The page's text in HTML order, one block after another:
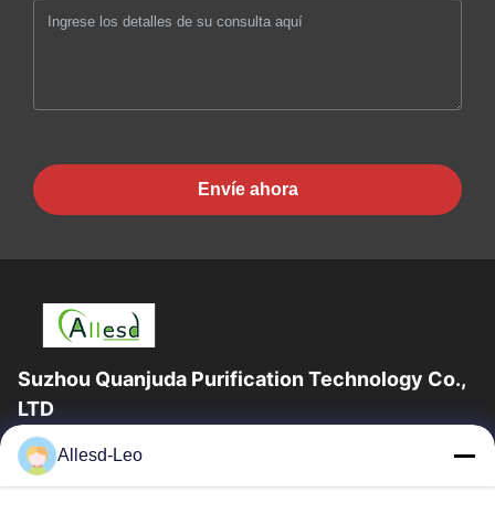
Envíe ahora
Suzhou Quanjuda Purification Technology Co.,
LTD
la experiencia 16years, como fabricante y un exportador
principales de ESD y los productos del recinto limpio,
Allesd-Leo